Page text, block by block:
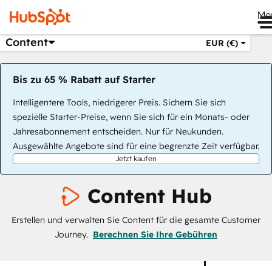
Content EUR (€)
Bis zu 65 % Rabatt auf Starter
Intelligentere Tools, niedrigerer Preis. Sichern Sie sich
spezielle Starter-Preise, wenn Sie sich für ein Monats- oder
Jahresabonnement entscheiden. Nur für Neukunden.
Ausgewählte Angebote sind für eine begrenzte Zeit verfügbar.
Jetzt kaufen
Content Hub
Erstellen und verwalten Sie Content für die gesamte Customer
Journey. Berechnen Sie Ihre Gebühren